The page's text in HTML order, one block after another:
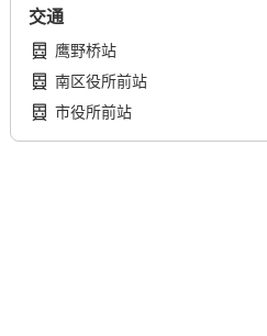
交通
鹰野桥站
南区役所前站
市役所前站